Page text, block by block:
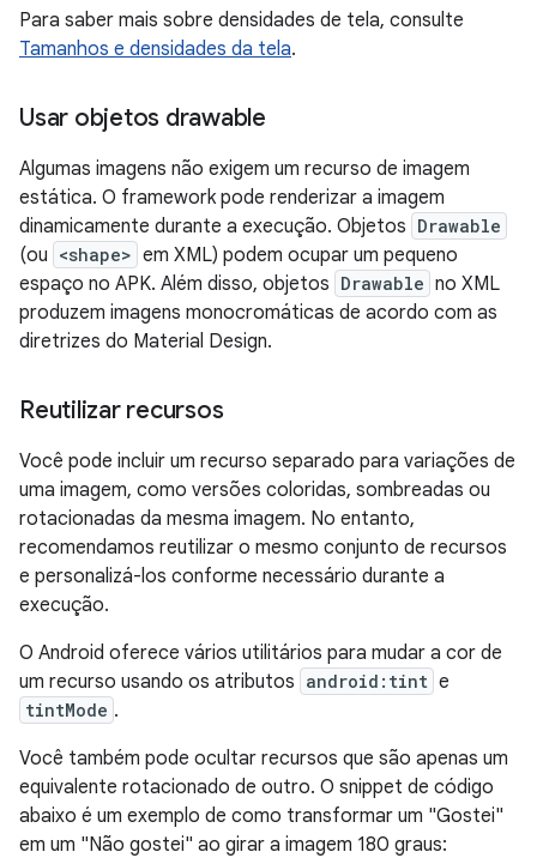
Para saber mais sobre densidades de tela, consulte
Tamanhos e densidades da tela.
Usar objetos drawable
Algumas imagens não exigem um recurso de imagem
estática. O framework pode renderizar a imagem
dinamicamente durante a execução. Objetos Drawable
(ou <shape> em XML) podem ocupar um pequeno
espaço no APK. Além disso, objetos Drawable no XML
produzem imagens monocromáticas de acordo com as
diretrizes do Material Design.
Reutilizar recursos
Você pode incluir um recurso separado para variações de
uma imagem, como versões coloridas, sombreadas ou
rotacionadas da mesma imagem. No entanto,
recomendamos reutilizar o mesmo conjunto de recursos
e personalizá-los conforme necessário durante a
execução.
O Android oferece vários utilitários para mudar a cor de
um recurso usando os atributos android:tint e
tintMode .
Você também pode ocultar recursos que são apenas um
equivalente rotacionado de outro. O snippet de código
abaixo é um exemplo de como transformar um "Gostei"
em um "Não gostei" ao girar a imagem 180 graus: